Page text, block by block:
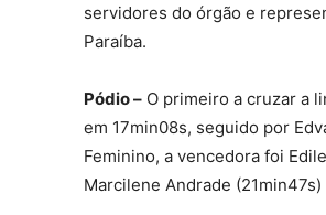
servidores do órgão e
Paraíba.
Pódio – O primeiro a cruzar a
em 17min08s, seguido por
Feminino, a vencedora foi
Marcilene Andrade